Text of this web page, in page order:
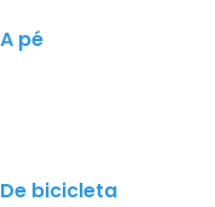
A pé
De bicicleta